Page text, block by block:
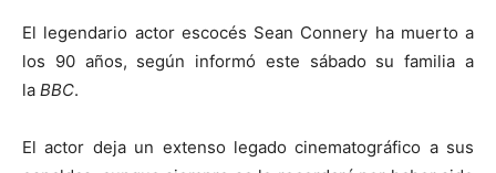
El legendario actor escocés Sean Connery ha muerto a
los 90 años, según informó este sábado su familia a
la BBC.
El actor deja un extenso legado cinematográfico a sus